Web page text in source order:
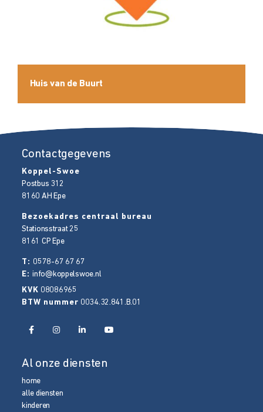
Huis van de Buurt
Contactgegevens
Koppel-Swoe
Postbus 312
8160 AH Epe
Bezoekadres centraal bureau
Stationsstraat 25
8161 CP Epe
T: 0578-67 67 67
E:info@koppelswoe.nl
KVK 08086965
BTW nummer 0034.32.841.B.01
Al onze diensten
home
alle diensten
kinderen